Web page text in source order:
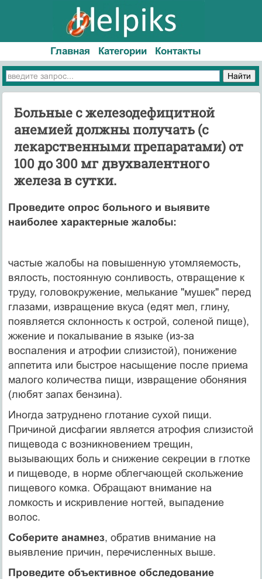
Главная Категории Контакты
Больные с железодефицитной
анемией должны получать (с
лекарственными препаратами) от
100 до 300 мг двухвалентного
железа в сутки.
Проведите опрос больного и выявите
наиболее характерные жалобы:
частые жалобы на повышенную утомляемость,
вялость, постоянную сонливость, отвращение к
труду, головокружение, мелькание "мушек" перед
глазами, извращение вкуса (едят мел, глину,
появляется склонность к острой, соленой пище),
жжение и покалывание в языке (из-за
воспаления и атрофии слизистой), понижение
аппетита или быстрое насыщение после приема
малого количества пищи, извращение обоняния
(любят запах бензина).
Иногда затруднено глотание сухой пищи.
Причиной дисфагии является атрофия слизистой
пищевода с возникновением трещин,
вызывающих боль и снижение секреции в глотке
и пищеводе, в норме облегчающей скольжение
пищевого комка. Обращают внимание на
ломкость и искривление ногтей, выпадение
волос.
Соберите анамнез, обратив внимание на
выявление причин, перечисленных выше.
Проведите объективное обследование